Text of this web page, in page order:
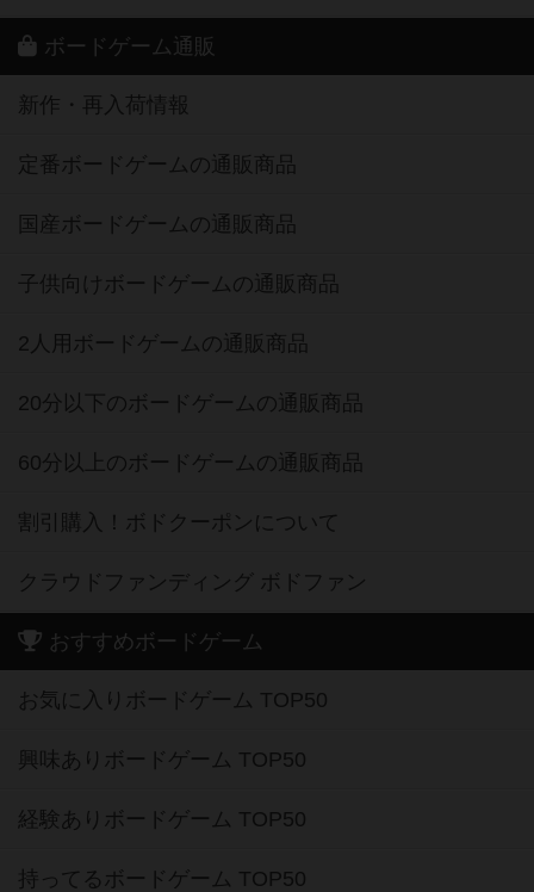
ボードゲーム通販
新作・再入荷情報
定番ボードゲームの通販商品
国産ボードゲームの通販商品
子供向けボードゲームの通販商品
2人用ボードゲームの通販商品
20分以下のボードゲームの通販商品
60分以上のボードゲームの通販商品
割引購入！ボドクーポンについて
クラウドファンディング ボドファン
おすすめボードゲーム
お気に入りボードゲーム TOP50
興味ありボードゲーム TOP50
経験ありボードゲーム TOP50
持ってるボードゲーム TOP50